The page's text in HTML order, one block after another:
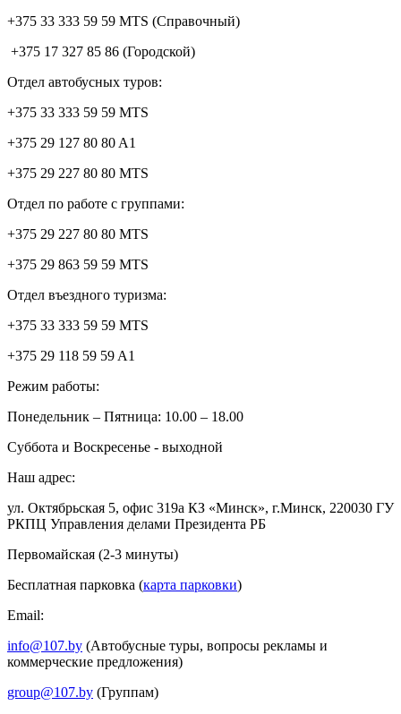
+375 33 333 59 59 MTS (Справочный)
+375 17 327 85 86 (Городской)
Отдел автобусных туров:
+375 33 333 59 59 MTS
+375 29 127 80 80 A1
+375 29 227 80 80 MTS
Отдел по работе с группами:
+375 29 227 80 80 MTS
+375 29 863 59 59 MTS
Отдел въездного туризма:
+375 33 333 59 59 MTS
+375 29 118 59 59 A1
Режим работы:
Понедельник – Пятница: 10.00 – 18.00
Суббота и Воскресенье - выходной
Наш адрес:
ул. Октябрьская 5, офис 319а КЗ «Минск», г.Минск, 220030 ГУ
РКПЦ Управления делами Президента РБ
Первомайская (2-3 минуты)
Бесплатная парковка (карта парковки)
Email:
info@107.by (Автобусные туры, вопросы рекламы и
коммерческие предложения)
group@107.by (Группам)